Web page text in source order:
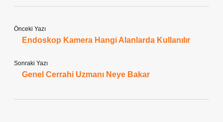
Önceki Yazı
Endoskop Kamera Hangi Alanlarda Kullanılır
Sonraki Yazı
Genel Cerrahi Uzmanı Neye Bakar